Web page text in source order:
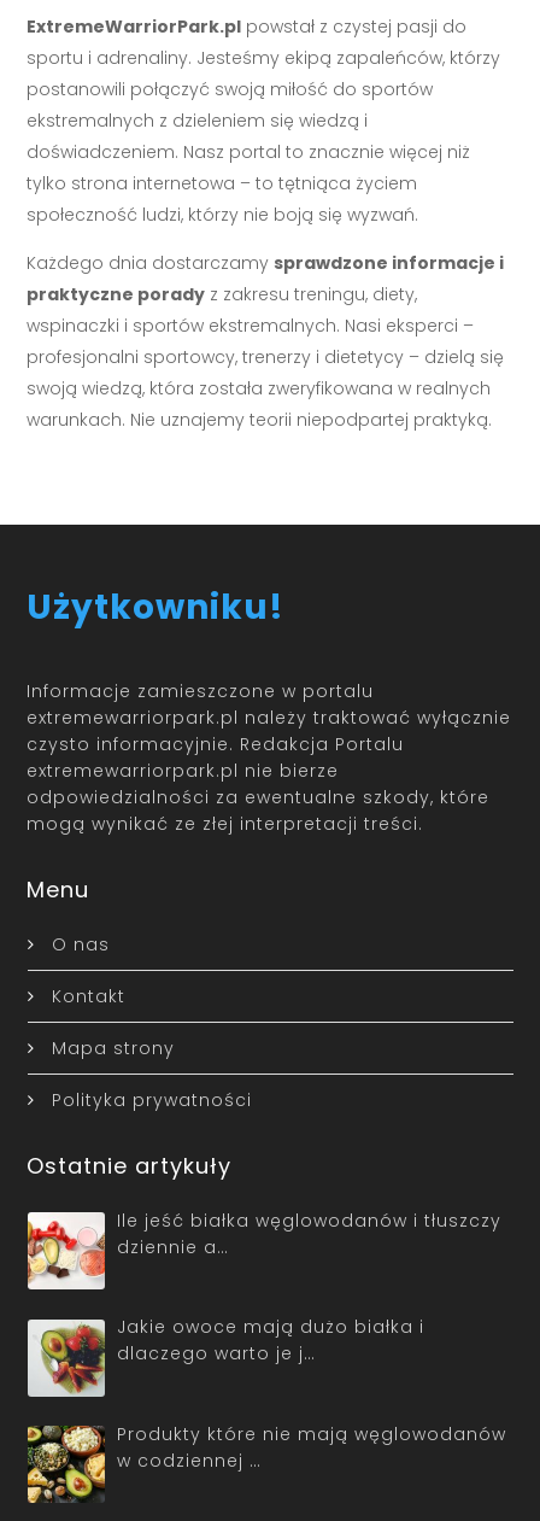
ExtremeWarriorPark.pl powstał z czystej pasji do
sportu i adrenaliny. Jesteśmy ekipą zapaleńców, którzy
postanowili połączyć swoją miłość do sportów
ekstremalnych z dzieleniem się wiedzą i
doświadczeniem. Nasz portal to znacznie więcej niż
tylko strona internetowa – to tętniąca życiem
społeczność ludzi, którzy nie boją się wyzwań.
Każdego dnia dostarczamy sprawdzone informacje i
praktyczne porady z zakresu treningu, diety,
wspinaczki i sportów ekstremalnych. Nasi eksperci –
profesjonalni sportowcy, trenerzy i dietetycy – dzielą się
swoją wiedzą, która została zweryfikowana w realnych
warunkach. Nie uznajemy teorii niepodpartej praktyką.
Użytkowniku!
Informacje zamieszczone w portalu
extremewarriorpark.pl należy traktować wyłącznie
czysto informacyjnie. Redakcja Portalu
extremewarriorpark.pl nie bierze
odpowiedzialności za ewentualne szkody, które
mogą wynikać ze złej interpretacji treści.
Menu
O nas
Kontakt
Mapa strony
Polityka prywatności
Ostatnie artykuły
Ile jeść białka węglowodanów i tłuszczy
dziennie a…
Jakie owoce mają dużo białka i
dlaczego warto je j…
Produkty które nie mają węglowodanów
w codziennej …